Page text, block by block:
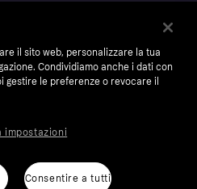
il sito web, personalizzare la tua
Condividiamo anche i dati con
le preferenze o revocare il
Consentire a tutti
impostazioni